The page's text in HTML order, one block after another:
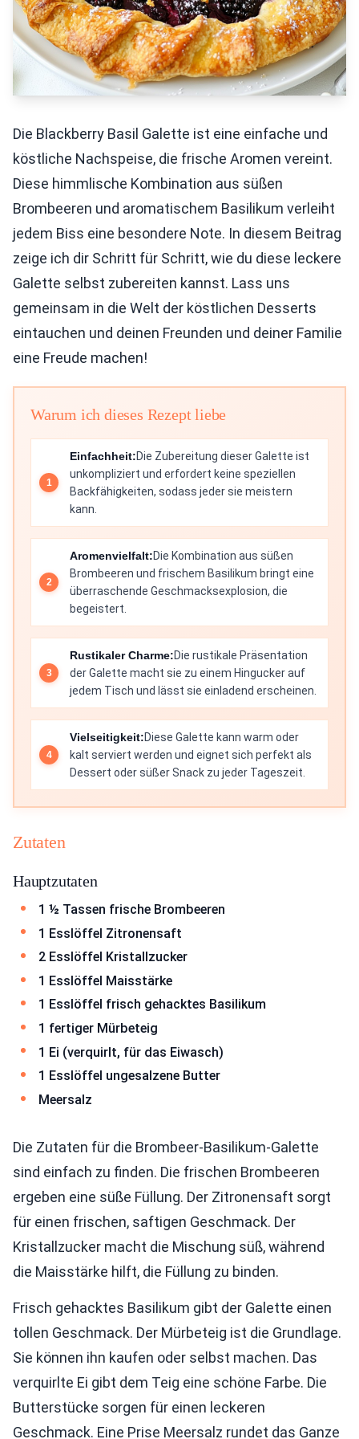
Die Blackberry Basil Galette ist eine einfache und
köstliche Nachspeise, die frische Aromen vereint.
Diese himmlische Kombination aus süßen
Brombeeren und aromatischem Basilikum verleiht
jedem Biss eine besondere Note. In diesem Beitrag
zeige ich dir Schritt für Schritt, wie du diese leckere
Galette selbst zubereiten kannst. Lass uns
gemeinsam in die Welt der köstlichen Desserts
eintauchen und deinen Freunden und deiner Familie
eine Freude machen!
Warum ich dieses Rezept liebe
Einfachheit:Die Zubereitung dieser Galette ist
unkompliziert und erfordert keine speziellen
Backfähigkeiten, sodass jeder sie meistern
kann.
Aromenvielfalt:Die Kombination aus süßen
Brombeeren und frischem Basilikum bringt eine
überraschende Geschmacksexplosion, die
begeistert.
Rustikaler Charme:Die rustikale Präsentation
der Galette macht sie zu einem Hingucker auf
jedem Tisch und lässt sie einladend erscheinen.
Vielseitigkeit:Diese Galette kann warm oder
kalt serviert werden und eignet sich perfekt als
Dessert oder süßer Snack zu jeder Tageszeit.
Zutaten
Hauptzutaten
1 ½ Tassen frische Brombeeren
1 Esslöffel Zitronensaft
2 Esslöffel Kristallzucker
1 Esslöffel Maisstärke
1 Esslöffel frisch gehacktes Basilikum
1 fertiger Mürbeteig
1 Ei (verquirlt, für das Eiwasch)
1 Esslöffel ungesalzene Butter
Meersalz
Die Zutaten für die Brombeer-Basilikum-Galette
sind einfach zu finden. Die frischen Brombeeren
ergeben eine süße Füllung. Der Zitronensaft sorgt
für einen frischen, saftigen Geschmack. Der
Kristallzucker macht die Mischung süß, während
die Maisstärke hilft, die Füllung zu binden.
Frisch gehacktes Basilikum gibt der Galette einen
tollen Geschmack. Der Mürbeteig ist die Grundlage.
Sie können ihn kaufen oder selbst machen. Das
verquirlte Ei gibt dem Teig eine schöne Farbe. Die
Butterstücke sorgen für einen leckeren
Geschmack. Eine Prise Meersalz rundet das Ganze